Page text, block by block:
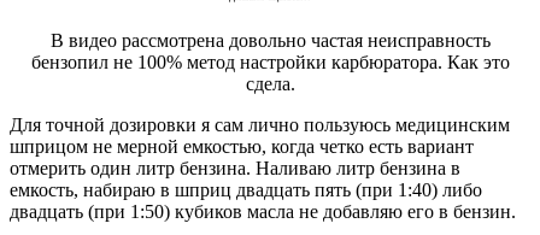
В видео рассмотрена довольно частая неисправность
бензопил не 100% метод настройки карбюратора. Как это
сдела.
Для точной дозировки я сам лично пользуюсь медицинским
шприцом не мерной емкостью, когда четко есть вариант
отмерить один литр бензина. Наливаю литр бензина в
емкость, набираю в шприц двадцать пять (при 1:40) либо
двадцать (при 1:50) кубиков масла не добавляю его в бензин.